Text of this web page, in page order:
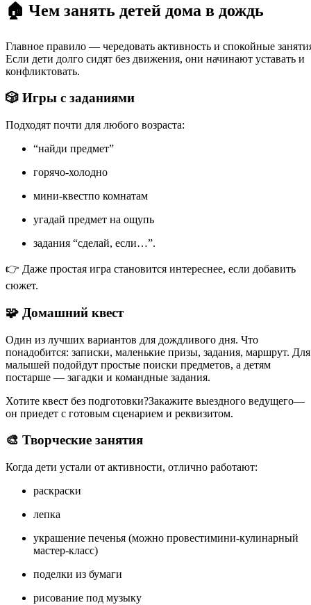
🏠 Чем занять детей дома в дождь
Главное правило — чередовать активность и спокойные
Если дети долго сидят без движения, они начинают уставать и
конфликтовать.
🎲 Игры с заданиями
Подходят почти для любого возраста:
“найди предмет”
горячо-холодно
мини-квестпо комнатам
угадай предмет на ощупь
задания “сделай, если…”.
👉 Даже простая игра становится интереснее, если добавить
сюжет.
🧩 Домашний квест
Один из лучших вариантов для дождливого дня. Что
понадобится: записки, маленькие призы, задания, маршрут. Для
малышей подойдут простые поиски предметов, а детям
постарше — загадки и командные задания.
Хотите квест без подготовки?Закажите выездного ведущего—
он приедет с готовым сценарием и реквизитом.
🎨 Творческие занятия
Когда дети устали от активности, отлично работают:
раскраски
лепка
украшение печенья (можно провестимини-кулинарный
мастер-класс)
поделки из бумаги
рисование под музыку